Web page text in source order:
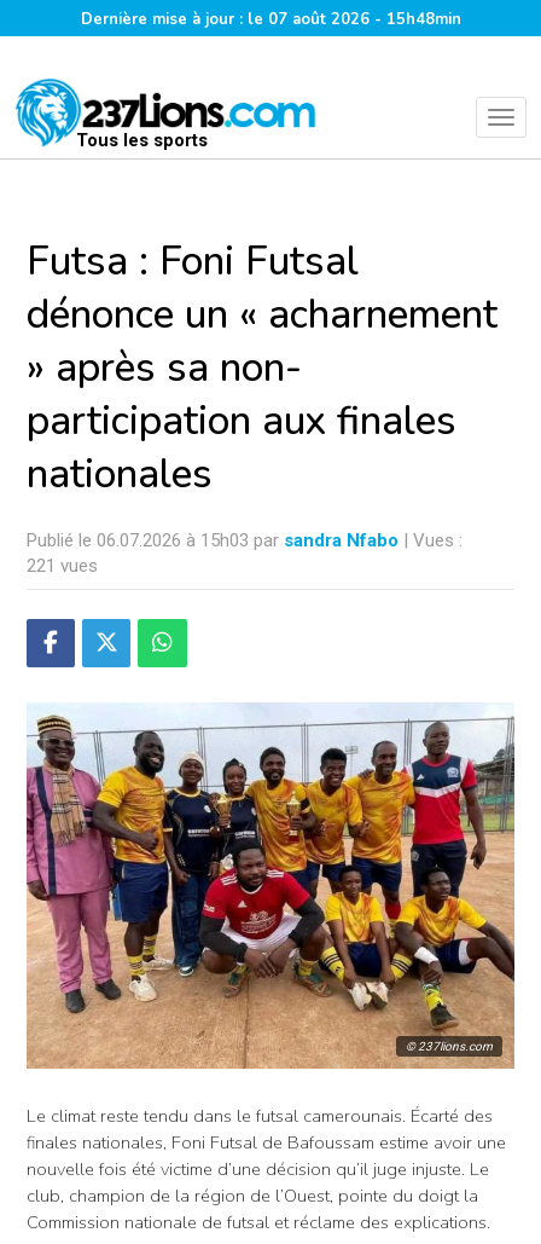
Dernière mise à jour : le 07 août 2026 - 15h48min
Tous les sports
Futsa : Foni Futsal
dénonce un « acharnement
» après sa non-
participation aux finales
nationales
Publié le 06.07.2026 à 15h03 par sandra Nfabo | Vues :
221 vues
© 237lions.com
Le climat reste tendu dans le futsal camerounais. Écarté des
finales nationales, Foni Futsal de Bafoussam estime avoir une
nouvelle fois été victime d’une décision qu’il juge injuste. Le
club, champion de la région de l’Ouest, pointe du doigt la
Commission nationale de futsal et réclame des explications.